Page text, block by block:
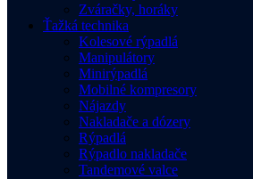
Zváračky, horáky
Ťažká technika
Kolesové rýpadlá
Manipulátory
Minirýpadlá
Mobilné kompresory
Nájazdy
Nakladače a dózery
Rýpadlá
Rýpadlo nakladače
Tandemové valce